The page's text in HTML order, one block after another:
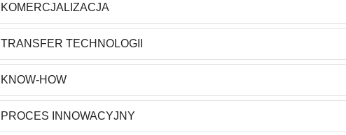
KOMERCJALIZACJA
TRANSFER TECHNOLOGII
KNOW-HOW
PROCES INNOWACYJNY